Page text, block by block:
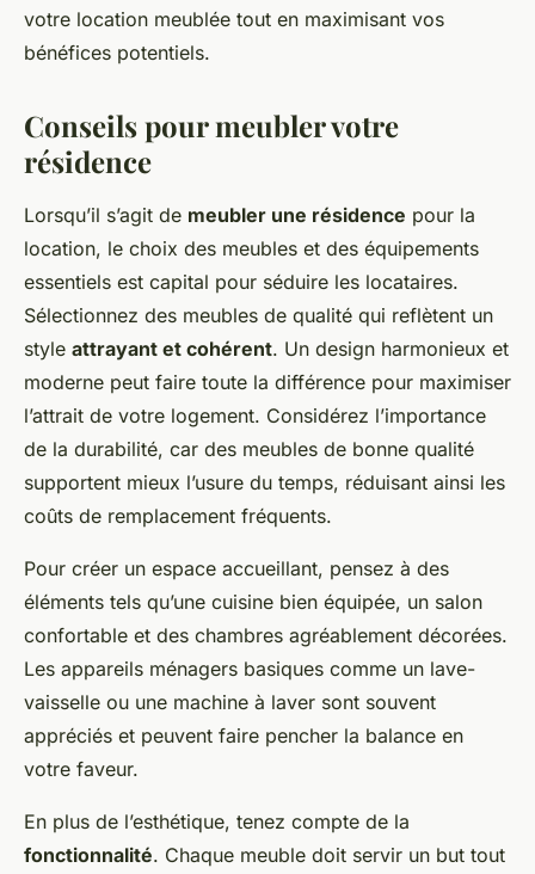
votre location meublée tout en maximisant vos
bénéfices potentiels.
Conseils pour meubler votre
résidence
Lorsqu’il s’agit de meubler une résidence pour la
location, le choix des meubles et des équipements
essentiels est capital pour séduire les locataires.
Sélectionnez des meubles de qualité qui reflètent un
style attrayant et cohérent. Un design harmonieux et
moderne peut faire toute la différence pour maximiser
l’attrait de votre logement. Considérez l’importance
de la durabilité, car des meubles de bonne qualité
supportent mieux l’usure du temps, réduisant ainsi les
coûts de remplacement fréquents.
Pour créer un espace accueillant, pensez à des
éléments tels qu’une cuisine bien équipée, un salon
confortable et des chambres agréablement décorées.
Les appareils ménagers basiques comme un lave-
vaisselle ou une machine à laver sont souvent
appréciés et peuvent faire pencher la balance en
votre faveur.
En plus de l’esthétique, tenez compte de la
fonctionnalité. Chaque meuble doit servir un but tout